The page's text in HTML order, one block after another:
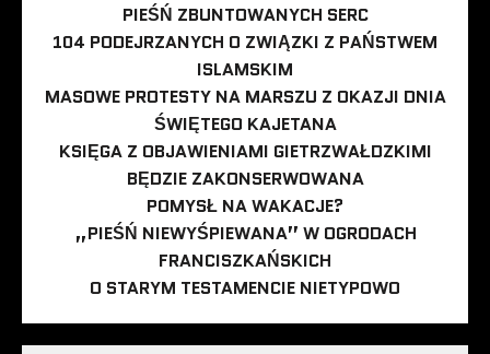
PIEŚŃ ZBUNTOWANYCH SERC
104 PODEJRZANYCH O ZWIĄZKI Z PAŃSTWEM
ISLAMSKIM
MASOWE PROTESTY NA MARSZU Z OKAZJI DNIA
ŚWIĘTEGO KAJETANA
KSIĘGA Z OBJAWIENIAMI GIETRZWAŁDZKIMI
BĘDZIE ZAKONSERWOWANA
POMYSŁ NA WAKACJE?
„PIEŚŃ NIEWYŚPIEWANA” W OGRODACH
FRANCISZKAŃSKICH
O STARYM TESTAMENCIE NIETYPOWO